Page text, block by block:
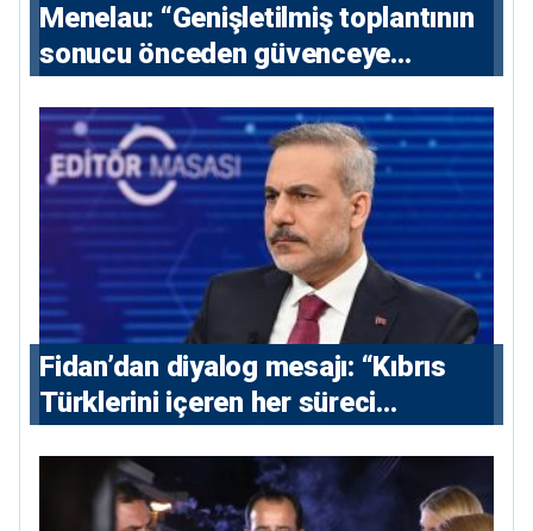
Menelau: “Genişletilmiş toplantının
sonucu önceden güvenceye
Fidan’dan diyalog mesajı: “Kıbrıs
Türklerini içeren her süreci